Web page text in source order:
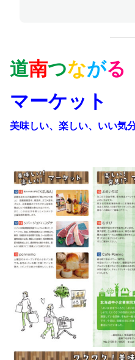
道南つながる
マーケット
美味しい、楽しい、いい気